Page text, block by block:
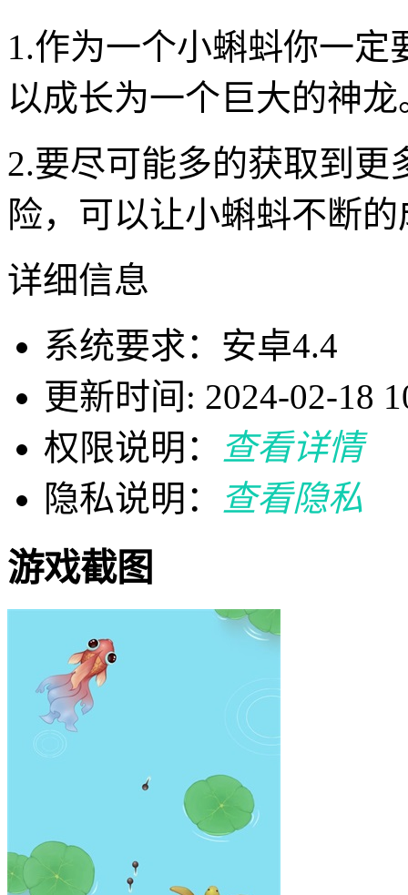
1.作为一个小蝌蚪你一
以成长为一个巨大的神龙
2.要尽可能多的获取到更
险，可以让小蝌蚪不断
详细信息
系统要求：安卓4.4
更新时间: 2024-02-18
权限说明：
查看详情
隐私说明：
查看隐私
游戏截图